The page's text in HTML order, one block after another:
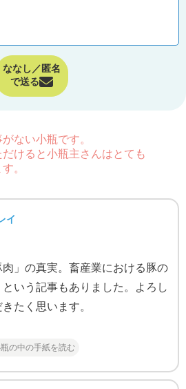
ななし／匿名
で送る
ない小瓶です。
けると小瓶主さんはとても
。
イ
肉」の真実。畜産業における豚の
いう記事もありました。よろし
たく思います。
の中の手紙を読む